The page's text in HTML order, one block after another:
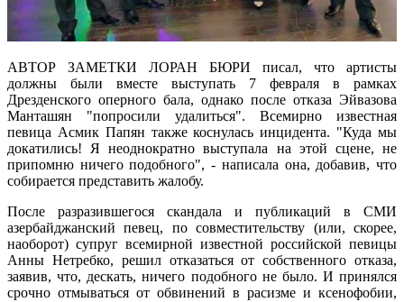
АВТОР ЗАМЕТКИ ЛОРАН БЮРИ писал, что артисты
должны были вместе выступать 7 февраля в рамках
Дрезденского оперного бала, однако после отказа Эйвазова
Манташян "попросили удалиться". Всемирно известная
певица Асмик Папян также коснулась инцидента. "Куда мы
докатились! Я неоднократно выступала на этой сцене, не
припомню ничего подобного", - написала она, добавив, что
собирается представить жалобу.
После разразившегося скандала и публикаций в СМИ
азербайджанский певец, по совместительству (или, скорее,
наоборот) супруг всемирной известной российской певицы
Анны Нетребко, решил отказаться от собственного отказа,
заявив, что, дескать, ничего подобного не было. И принялся
срочно отмываться от обвинений в расизме и ксенофобии,